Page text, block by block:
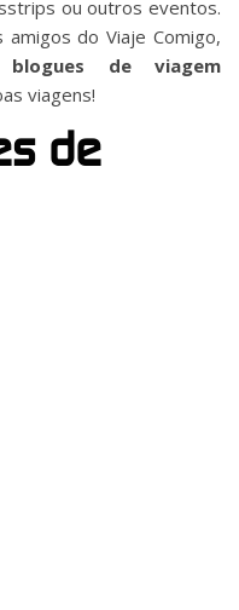
ou outros eventos.
do Viaje Comigo,
blogues de viagem
viagens!
de